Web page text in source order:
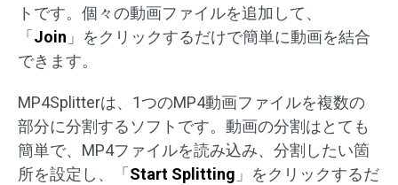
トです。個々の動画ファイルを追加して、
「 Join 」をクリックするだけで簡単に動画を結合
できます。
MP4Splitterは、1つのMP4動画ファイルを複数の
部分に分割するソフトです。動画の分割はとても
簡単で、MP4ファイルを読み込み、分割したい箇
所を設定し、「 Start Splitting 」をクリックするだ